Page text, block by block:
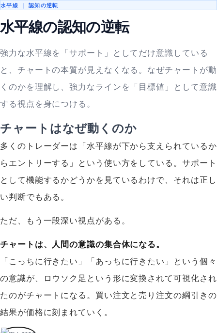
水平線 ｜ 認知の逆転
水平線の認知の逆転
強力な水平線を「サポート」としてだけ意識している
と、チャートの本質が見えなくなる。なぜチャートが動
くのかを理解し、強力なラインを「目標値」として意識
する視点を身につける。
チャートはなぜ動くのか
多くのトレーダーは「水平線が下から支えられているか
らエントリーする」という使い方をしている。サポート
として機能するかどうかを見ているわけで、それは正し
い判断でもある。
ただ、もう一段深い視点がある。
チャートは、人間の意識の集合体になる。
「こっちに行きたい」「あっちに行きたい」という個々
の意識が、ロウソク足という形に変換されて可視化され
たのがチャートになる。買い注文と売り注文の綱引きの
結果が価格に刻まれていく。